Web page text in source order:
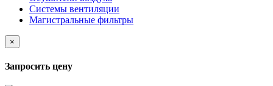
Системы вентиляции
Магистральные фильтры
×
Запросить цену